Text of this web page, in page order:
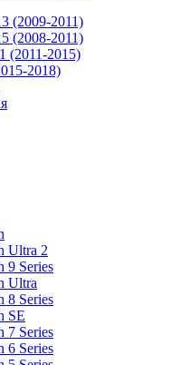
(2009-2011)
(2008-2011)
(2011-2015)
2018)
Ultra 2
9 Series
Ultra
8 Series
SE
7 Series
6 Series